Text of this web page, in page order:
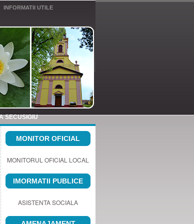
INFORMATII UTILE
SECUSIGIU
MONITOR OFICIAL
MONITORUL OFICIAL LOCAL
IMORMATII PUBLICE
ASISTENTA SOCIALA